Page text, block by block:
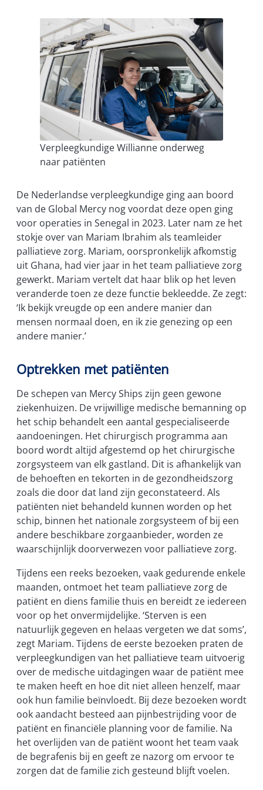
Verpleegkundige Willianne onderweg
naar patiënten
De Nederlandse verpleegkundige ging aan boord
van de Global Mercy nog voordat deze open ging
voor operaties in Senegal in 2023. Later nam ze het
stokje over van Mariam Ibrahim als teamleider
palliatieve zorg. Mariam, oorspronkelijk afkomstig
uit Ghana, had vier jaar in het team palliatieve zorg
gewerkt. Mariam vertelt dat haar blik op het leven
veranderde toen ze deze functie bekleedde. Ze zegt:
‘Ik bekijk vreugde op een andere manier dan
mensen normaal doen, en ik zie genezing op een
andere manier.’
Optrekken met patiënten
De schepen van Mercy Ships zijn geen gewone
ziekenhuizen. De vrijwillige medische bemanning op
het schip behandelt een aantal gespecialiseerde
aandoeningen. Het chirurgisch programma aan
boord wordt altijd afgestemd op het chirurgische
zorgsysteem van elk gastland. Dit is afhankelijk van
de behoeften en tekorten in de gezondheidszorg
zoals die door dat land zijn geconstateerd. Als
patiënten niet behandeld kunnen worden op het
schip, binnen het nationale zorgsysteem of bij een
andere beschikbare zorgaanbieder, worden ze
waarschijnlijk doorverwezen voor palliatieve zorg.
Tijdens een reeks bezoeken, vaak gedurende enkele
maanden, ontmoet het team palliatieve zorg de
patiënt en diens familie thuis en bereidt ze iedereen
voor op het onvermijdelijke. ‘Sterven is een
natuurlijk gegeven en helaas vergeten we dat soms’,
zegt Mariam. Tijdens de eerste bezoeken praten de
verpleegkundigen van het palliatieve team uitvoerig
over de medische uitdagingen waar de patiënt mee
te maken heeft en hoe dit niet alleen henzelf, maar
ook hun familie beïnvloedt. Bij deze bezoeken wordt
ook aandacht besteed aan pijnbestrijding voor de
patiënt en financiële planning voor de familie. Na
het overlijden van de patiënt woont het team vaak
de begrafenis bij en geeft ze nazorg om ervoor te
zorgen dat de familie zich gesteund blijft voelen.